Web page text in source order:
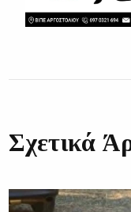
Σχετικά